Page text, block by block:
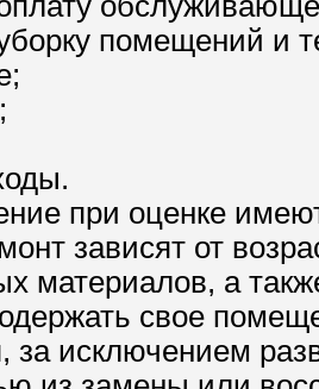
помещений и
при оценке
зависят от
материалов, а
свое
за исключением